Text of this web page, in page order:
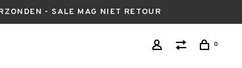
- SALE MAG NIET RETOUR
0